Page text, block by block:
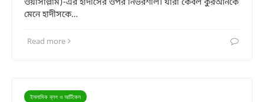
ওয়াসাল্লাম)-এর হাদীসের ওপর নির্ভরশীল। যারা কেবল কুরআনকে
মেনে হাদীসকে…
Read more
ইসলামিক ব্লগ ও আর্টিকেল